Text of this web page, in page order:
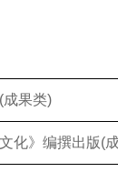
成果类)
化》编撰出版(